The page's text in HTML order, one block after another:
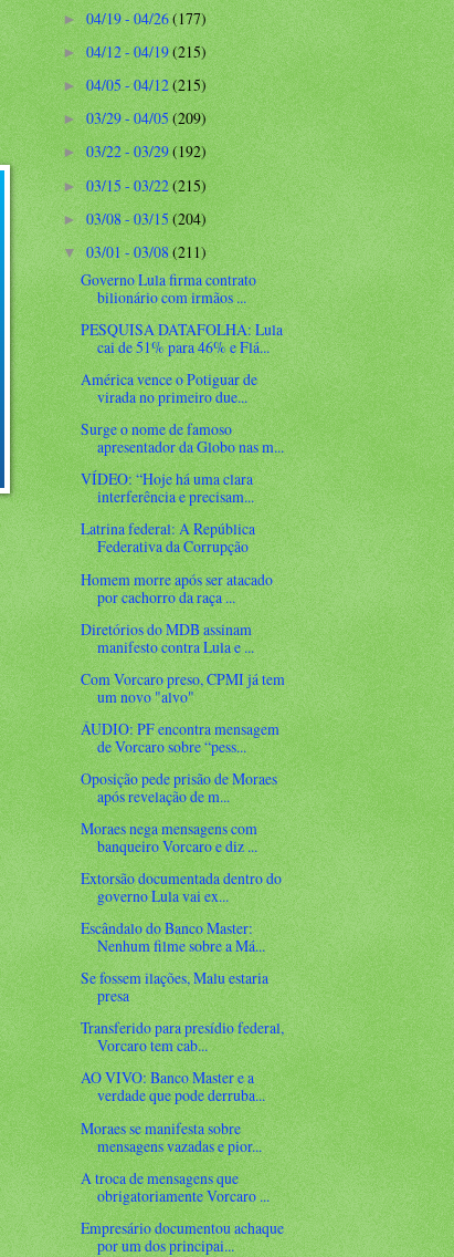
►04/19 - 04/26(177)
►04/12 - 04/19(215)
►04/05 - 04/12(215)
►03/29 - 04/05(209)
►03/22 - 03/29(192)
►03/15 - 03/22(215)
►03/08 - 03/15(204)
▼03/01 - 03/08(211)
Governo Lula firma contrato
bilionário com irmãos ...
PESQUISA DATAFOLHA: Lula
cai de 51% para 46% e Flá...
América vence o Potiguar de
virada no primeiro due...
Surge o nome de famoso
apresentador da Globo nas m...
VÍDEO: “Hoje há uma clara
interferência e precisam...
Latrina federal: A República
Federativa da Corrupção
Homem morre após ser atacado
por cachorro da raça ...
Diretórios do MDB assinam
manifesto contra Lula e ...
Com Vorcaro preso, CPMI já tem
um novo "alvo"
ÁUDIO: PF encontra mensagem
de Vorcaro sobre “pess...
Oposição pede prisão de Moraes
após revelação de m...
Moraes nega mensagens com
banqueiro Vorcaro e diz ...
Extorsão documentada dentro do
governo Lula vai ex...
Escândalo do Banco Master:
Nenhum filme sobre a Má...
Se fossem ilações, Malu estaria
presa
Transferido para presídio federal,
Vorcaro tem cab...
AO VIVO: Banco Master e a
verdade que pode derruba...
Moraes se manifesta sobre
mensagens vazadas e pior...
A troca de mensagens que
obrigatoriamente Vorcaro ...
Empresário documentou achaque
por um dos principai...